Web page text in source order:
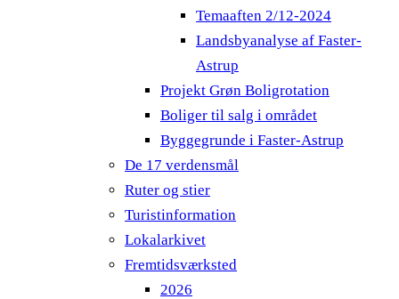
Temaaften 2/12-2024
Landsbyanalyse af Faster-
Astrup
Projekt Grøn Boligrotation
Boliger til salg i området
Byggegrunde i Faster-Astrup
De 17 verdensmål
Ruter og stier
Turistinformation
Lokalarkivet
Fremtidsværksted
2026